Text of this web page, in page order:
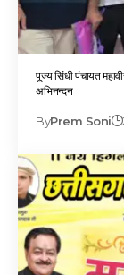
पूज्य सिंधी पंचायत
अभिनन्दन
ByPrem Soni